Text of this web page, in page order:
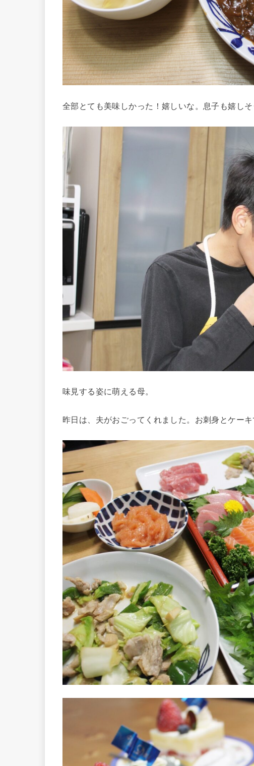
全部とても美味しかった！嬉しいな。息子も嬉しそ
味見する姿に萌える母。
昨日は、夫がおごってくれました。お刺身とケーキ